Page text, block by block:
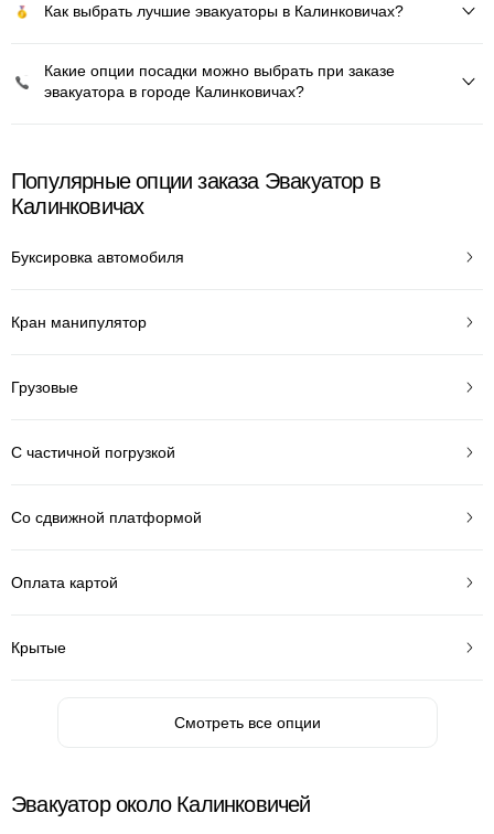
Как выбрать лучшие эвакуаторы в Калинковичах?
Какие опции посадки можно выбрать при заказе
эвакуатора в городе Калинковичах?
Популярные опции заказа Эвакуатор в
Калинковичах
Буксировка автомобиля
Кран манипулятор
Грузовые
С частичной погрузкой
Со сдвижной платформой
Оплата картой
Крытые
Смотреть все опции
Эвакуатор около Калинковичей